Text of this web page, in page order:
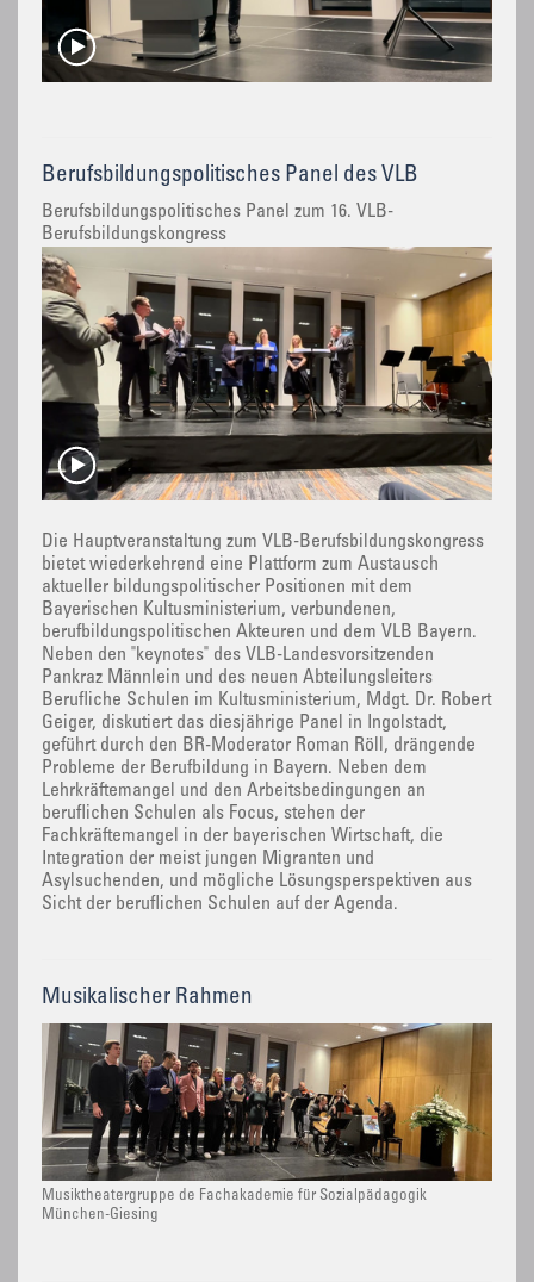
Berufsbildungspolitisches Panel des VLB
Berufsbildungspolitisches Panel zum 16. VLB-
Berufsbildungskongress
Die Hauptveranstaltung zum VLB-Berufsbildungskongress
bietet wiederkehrend eine Plattform zum Austausch
aktueller bildungspolitischer Positionen mit dem
Bayerischen Kultusministerium, verbundenen,
berufbildungspolitischen Akteuren und dem VLB Bayern.
Neben den "keynotes" des VLB-Landesvorsitzenden
Pankraz Männlein und des neuen Abteilungsleiters
Berufliche Schulen im Kultusministerium, Mdgt. Dr. Robert
Geiger, diskutiert das diesjährige Panel in Ingolstadt,
geführt durch den BR-Moderator Roman Röll, drängende
Probleme der Berufbildung in Bayern. Neben dem
Lehrkräftemangel und den Arbeitsbedingungen an
beruflichen Schulen als Focus, stehen der
Fachkräftemangel in der bayerischen Wirtschaft, die
Integration der meist jungen Migranten und
Asylsuchenden, und mögliche Lösungsperspektiven aus
Sicht der beruflichen Schulen auf der Agenda.
Musikalischer Rahmen
Musiktheatergruppe de Fachakademie für Sozialpädagogik
München-Giesing